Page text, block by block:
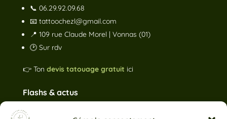
📞 06.29.92.09.68
📧 tattoochezl@gmail.com
📍 109 rue Claude Morel | Vonnas (01)
🕑 Sur rdv
👉 Ton devis tatouage gratuit ici
Flashs & actus